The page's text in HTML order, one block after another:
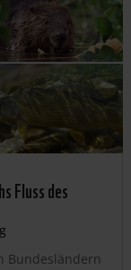
Fluss des
Bundesländern